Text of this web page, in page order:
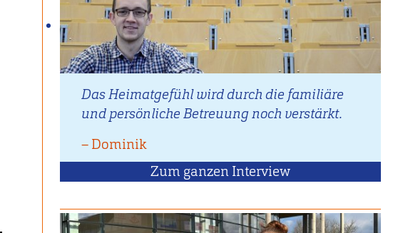
Das Heimatgefühl wird durch die familiäre
und persönliche Betreuung noch verstärkt.
– Zitat
von
Dominik
Zum ganzen Interviewmit